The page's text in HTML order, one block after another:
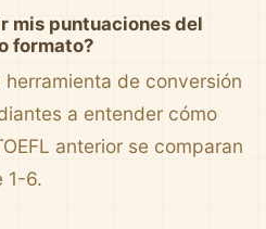
mis puntuaciones del
formato?
de conversión
a entender cómo
anterior se comparan
1-6.